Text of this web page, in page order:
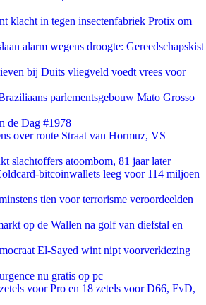
klacht in tegen insectenfabriek Protix om
alarm wegens droogte: Gereedschapskist
bij Duits vliegveld voedt vrees voor
parlementsgebouw Mato Grosso
de Dag #1978
over route Straat van Hormuz, VS
slachtoffers atoombom, 81 jaar later
bitcoinwallets leeg voor 114 miljoen
tien voor terrorisme veroordeelden
op de Wallen na golf van diefstal en
El-Sayed wint nipt voorverkiezing
nu gratis op pc
voor Pro en 18 zetels voor D66, FvD,